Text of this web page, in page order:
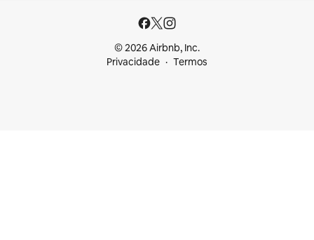
© 2026 Airbnb, Inc.
Privacidade
Termos